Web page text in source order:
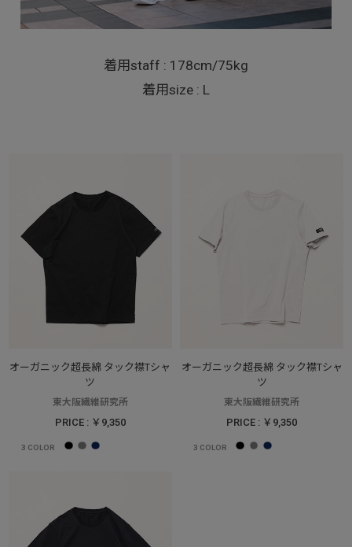
着用staff : 178cm/75kg
着用size : L
オーガニック超長綿 タック襟Tシャ
ツ
東大阪繊維研究所
PRICE : ￥9,350
3 COLOR
オーガニック超長綿 タック襟Tシャ
ツ
東大阪繊維研究所
PRICE : ￥9,350
3 COLOR